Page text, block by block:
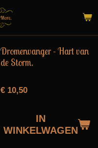
Dromenvanger - Hart van
de Storm.
€ 10,50
IN
WINKELWAGEN